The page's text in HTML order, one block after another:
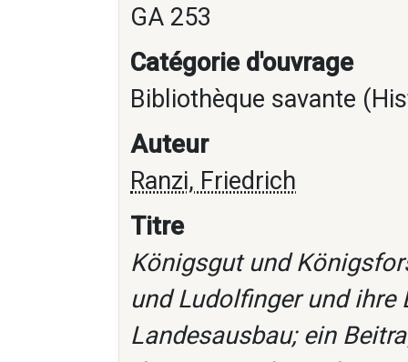
GA 253
Catégorie d'ouvrage
Bibliothèque savante
Auteur
Ranzi, Friedrich
Titre
Königsgut und
und Ludolfinger und ihre
Landesausbau; ein